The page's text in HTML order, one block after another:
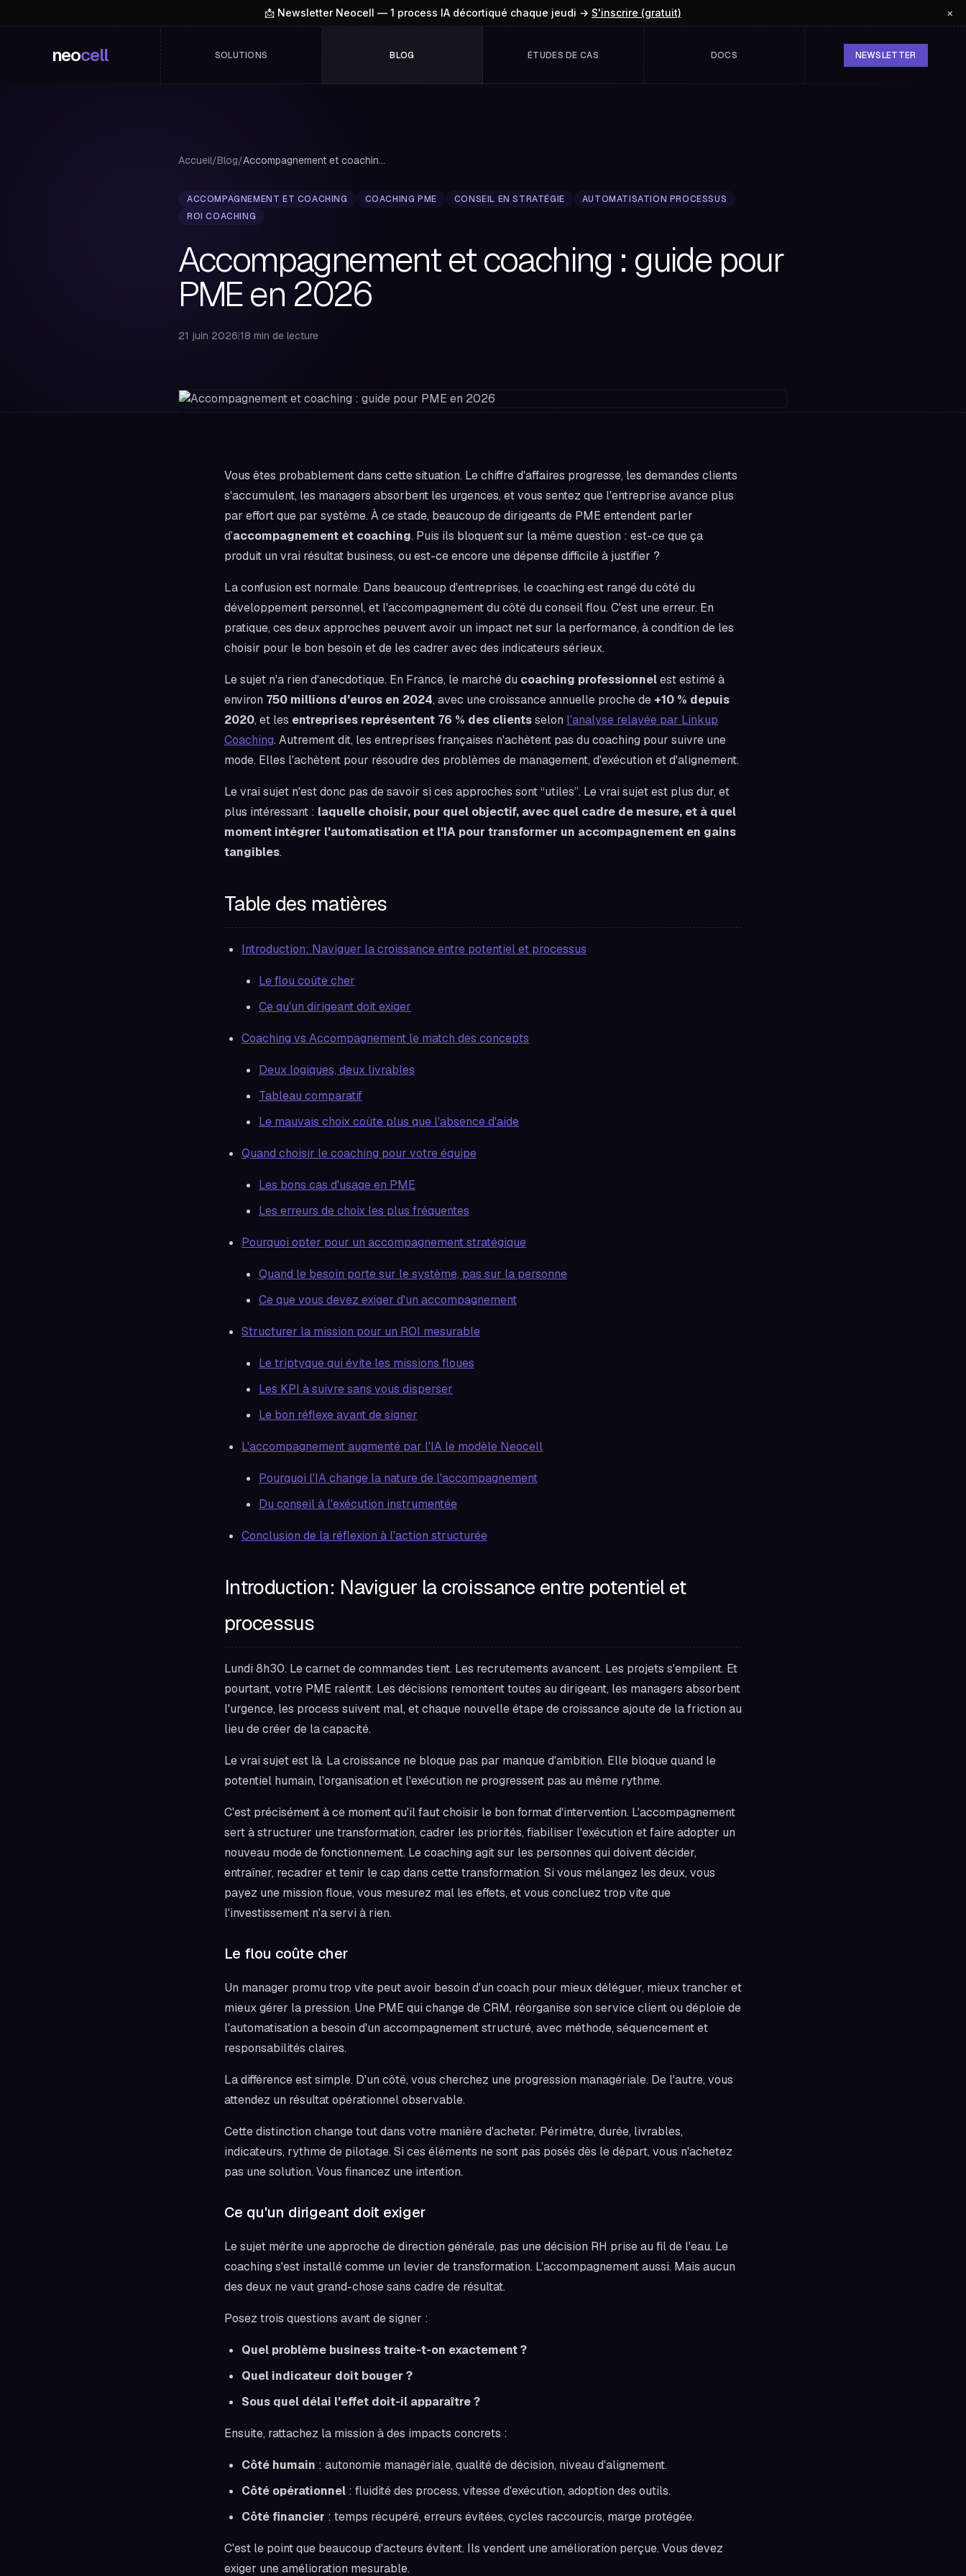
📩 Newsletter Neocell — 1 process IA décortiqué chaque jeudi → S'inscrire (gratuit) ×
neocell SOLUTIONS BLOG ÉTUDES DE CAS DOCS NEWSLETTER
Accueil/Blog/ Accompagnement et coaching : guide pour PME en ...
ACCOMPAGNEMENT ET COACHING COACHING PME CONSEIL EN STRATÉGIE
AUTOMATISATION PROCESSUS
ROI COACHING
Accompagnement et coaching : guide pour
PME en 2026
21 juin 2026|18 min de lecture
Vous êtes probablement dans cette situation. Le chiffre d'affaires progresse, les demandes clients
s'accumulent, les managers absorbent les urgences, et vous sentez que l'entreprise avance plus
par effort que par système. À ce stade, beaucoup de dirigeants de PME entendent parler
d’accompagnement et coaching. Puis ils bloquent sur la même question : est-ce que ça
produit un vrai résultat business, ou est-ce encore une dépense difficile à justifier ?
La confusion est normale. Dans beaucoup d'entreprises, le coaching est rangé du côté du
développement personnel, et l'accompagnement du côté du conseil flou. C'est une erreur. En
pratique, ces deux approches peuvent avoir un impact net sur la performance, à condition de les
choisir pour le bon besoin et de les cadrer avec des indicateurs sérieux.
Le sujet n'a rien d'anecdotique. En France, le marché du coaching professionnelest estimé à
environ 750 millions d'euros en 2024, avec une croissance annuelle proche de +10 % depuis
2020, et les entreprises représentent 76 % des clientsselon l'analyse relayée par Linkup
Coaching. Autrement dit, les entreprises françaises n'achètent pas du coaching pour suivre une
mode. Elles l'achètent pour résoudre des problèmes de management, d'exécution et d'alignement.
Le vrai sujet n'est donc pas de savoir si ces approches sont “utiles”. Le vrai sujet est plus dur, et
plus intéressant : laquelle choisir, pour quel objectif, avec quel cadre de mesure, et à quel
moment intégrer l'automatisation et l'IA pour transformer un accompagnement en gains
tangibles.
Table des matières
Introduction: Naviguer la croissance entre potentiel et processus
Le flou coûte cher
Ce qu'un dirigeant doit exiger
Coaching vs Accompagnement le match des concepts
Deux logiques, deux livrables
Tableau comparatif
Le mauvais choix coûte plus que l'absence d'aide
Quand choisir le coaching pour votre équipe
Les bons cas d'usage en PME
Les erreurs de choix les plus fréquentes
Pourquoi opter pour un accompagnement stratégique
Quand le besoin porte sur le système, pas sur la personne
Ce que vous devez exiger d'un accompagnement
Structurer la mission pour un ROI mesurable
Le triptyque qui évite les missions floues
Les KPI à suivre sans vous disperser
Le bon réflexe avant de signer
L'accompagnement augmenté par l'IA le modèle Neocell
Pourquoi l'IA change la nature de l'accompagnement
Du conseil à l'exécution instrumentée
Conclusion de la réflexion à l'action structurée
Introduction: Naviguer la croissance entre potentiel et
processus
Lundi 8h30. Le carnet de commandes tient. Les recrutements avancent. Les projets s'empilent. Et
pourtant, votre PME ralentit. Les décisions remontent toutes au dirigeant, les managers absorbent
l'urgence, les process suivent mal, et chaque nouvelle étape de croissance ajoute de la friction au
lieu de créer de la capacité.
Le vrai sujet est là. La croissance ne bloque pas par manque d'ambition. Elle bloque quand le
potentiel humain, l'organisation et l'exécution ne progressent pas au même rythme.
C'est précisément à ce moment qu'il faut choisir le bon format d'intervention. L'accompagnement
sert à structurer une transformation, cadrer les priorités, fiabiliser l'exécution et faire adopter un
nouveau mode de fonctionnement. Le coaching agit sur les personnes qui doivent décider,
entraîner, recadrer et tenir le cap dans cette transformation. Si vous mélangez les deux, vous
payez une mission floue, vous mesurez mal les effets, et vous concluez trop vite que
l'investissement n'a servi à rien.
Le flou coûte cher
Un manager promu trop vite peut avoir besoin d'un coach pour mieux déléguer, mieux trancher et
mieux gérer la pression. Une PME qui change de CRM, réorganise son service client ou déploie de
l'automatisation a besoin d'un accompagnement structuré, avec méthode, séquencement et
responsabilités claires.
La différence est simple. D'un côté, vous cherchez une progression managériale. De l'autre, vous
attendez un résultat opérationnel observable.
Cette distinction change tout dans votre manière d'acheter. Périmètre, durée, livrables,
indicateurs, rythme de pilotage. Si ces éléments ne sont pas posés dès le départ, vous n'achetez
pas une solution. Vous financez une intention.
Ce qu'un dirigeant doit exiger
Le sujet mérite une approche de direction générale, pas une décision RH prise au fil de l'eau. Le
coaching s'est installé comme un levier de transformation. L'accompagnement aussi. Mais aucun
des deux ne vaut grand-chose sans cadre de résultat.
Posez trois questions avant de signer :
Quel problème business traite-t-on exactement ?
Quel indicateur doit bouger ?
Sous quel délai l'effet doit-il apparaître ?
Ensuite, rattachez la mission à des impacts concrets :
Côté humain : autonomie managériale, qualité de décision, niveau d'alignement.
Côté opérationnel : fluidité des process, vitesse d'exécution, adoption des outils.
Côté financier : temps récupéré, erreurs évitées, cycles raccourcis, marge protégée.
C'est le point que beaucoup d'acteurs évitent. Ils vendent une amélioration perçue. Vous devez
exiger une amélioration mesurable.